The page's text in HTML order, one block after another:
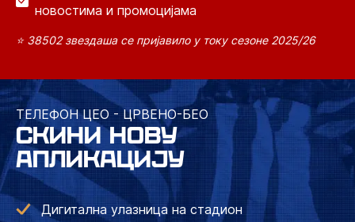
новостима и промоцијама
⭐ 38502 звездаша се пријавило у току сезоне 2025/26
ТЕЛЕФОН ЦЕО - ЦРВЕНО-БЕО
СКИНИ НОВУ
АПЛИКАЦИЈУ
Дигитална улазница на стадион